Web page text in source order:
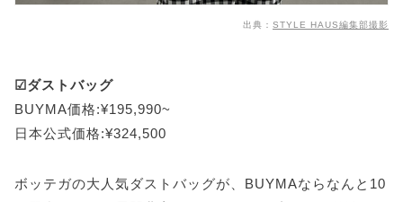
出典： STYLE HAUS編集部撮影
☑ダストバッグ
BUYMA価格:¥195,990~
日本公式価格:¥324,500
ボッテガの大人気ダストバッグが、BUYMAならなんと10